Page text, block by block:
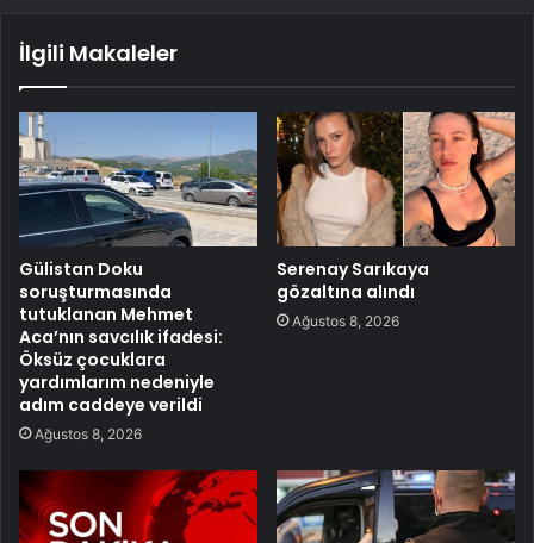
İlgili Makaleler
Gülistan Doku
soruşturmasında
tutuklanan Mehmet
Aca’nın savcılık ifadesi:
Öksüz çocuklara
yardımlarım nedeniyle
adım caddeye verildi
Ağustos 8, 2026
Serenay Sarıkaya
gözaltına alındı
Ağustos 8, 2026